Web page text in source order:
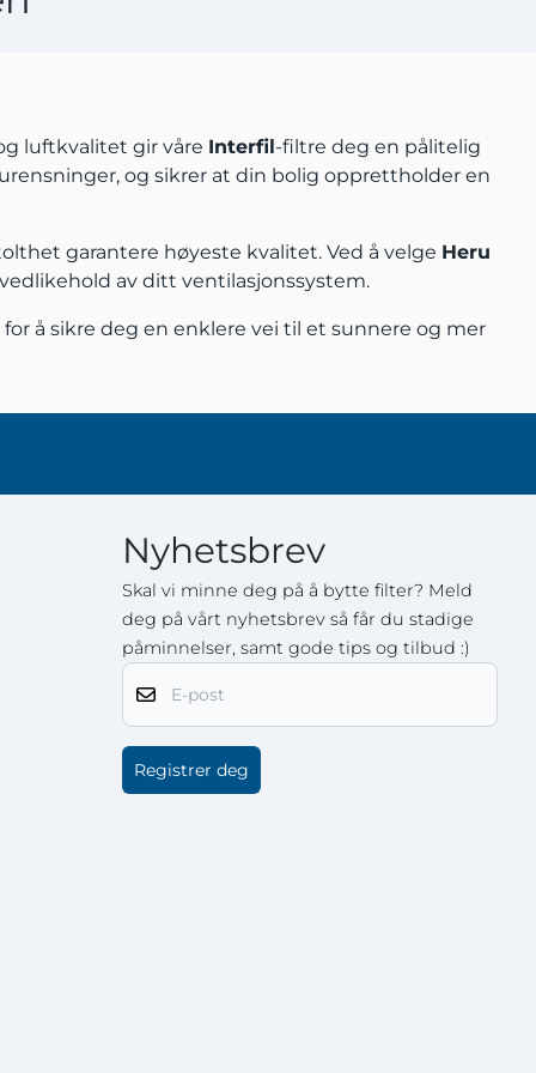
luftkvalitet gir våre Interfil-filtre deg en pålitelig
og sikrer at din bolig opprettholder en
garantere høyeste kvalitet. Ved å velge Heru
av ditt ventilasjonssystem.
å sikre deg en enklere vei til et sunnere og mer
Nyhetsbrev
Skal vi minne deg på å bytte filter? Meld
deg på vårt nyhetsbrev så får du stadige
påminnelser, samt gode tips og tilbud :)
E-post
Registrer deg